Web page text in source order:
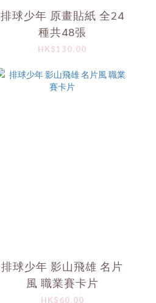
排球少年 原畫貼紙 全24
種共48張
HK$130.00
排球少年 影山飛雄 名片
風 職業賽卡片
HK$60.00